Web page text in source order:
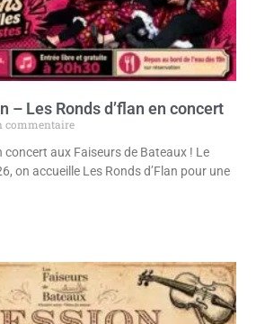
– Les Ronds d’flan en concert
commentaire
concert aux Faiseurs de Bateaux ! Le
on accueille Les Ronds d’Flan pour une